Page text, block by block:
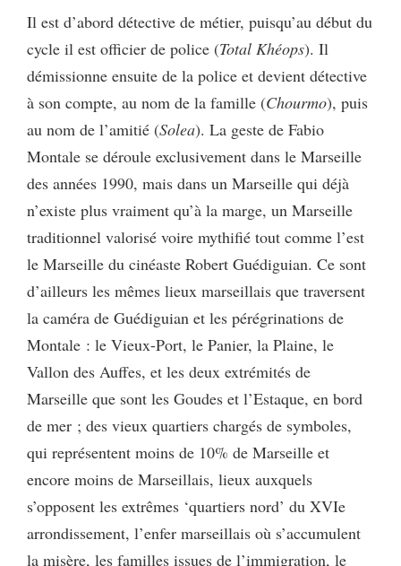
Il est d’abord détective de métier, puisqu’au début du
cycle il est officier de police (Total Khéops). Il
démissionne ensuite de la police et devient détective
à son compte, au nom de la famille (Chourmo), puis
au nom de l’amitié (Solea). La geste de Fabio
Montale se déroule exclusivement dans le Marseille
des années 1990, mais dans un Marseille qui déjà
n’existe plus vraiment qu’à la marge, un Marseille
traditionnel valorisé voire mythifié tout comme l’est
le Marseille du cinéaste Robert Guédiguian. Ce sont
d’ailleurs les mêmes lieux marseillais que traversent
la caméra de Guédiguian et les pérégrinations de
Montale : le Vieux-Port, le Panier, la Plaine, le
Vallon des Auffes, et les deux extrémités de
Marseille que sont les Goudes et l’Estaque, en bord
de mer ; des vieux quartiers chargés de symboles,
qui représentent moins de 10% de Marseille et
encore moins de Marseillais, lieux auxquels
s’opposent les extrêmes ‘quartiers nord’ du XVIe
arrondissement, l’enfer marseillais où s’accumulent
la misère, les familles issues de l’immigration, le